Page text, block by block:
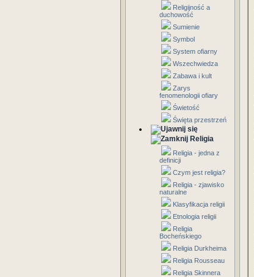
Religijność a
duchowość
Sumienie
Symbol
System ofiarny
Wszechwiedza
Zabawa i kult
Zarys
fenomenologii ofiary
Świetość
Święta przestrzeń
Religia
Religia - jedna z
definicji
Czym jest religia?
Religia - zjawisko
naturalne
Klasyfikacja religii
Etnologia religii
Religia
Bocheńskiego
Religia Durkheima
Religia Rousseau
Religia Skinnera